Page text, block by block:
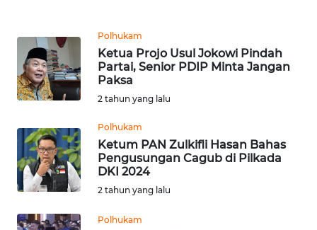
Polhukam
Ketua Projo Usul Jokowi Pindah
Partai, Senior PDIP Minta Jangan
Paksa
2 tahun yang lalu
Polhukam
Ketum PAN Zulkifli Hasan Bahas
Pengusungan Cagub di Pilkada
DKI 2024
2 tahun yang lalu
Polhukam
SAMOSIR
WN
PADANG
WN
SUMEDANG
CIANJUR